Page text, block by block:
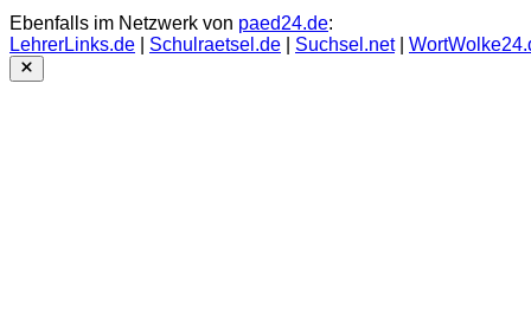
Ebenfalls im Netzwerk von paed24.de:
LehrerLinks.de
Schulraetsel.de Suchsel.net|
Close